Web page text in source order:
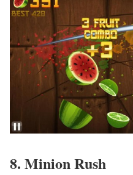
8. Minion Rush